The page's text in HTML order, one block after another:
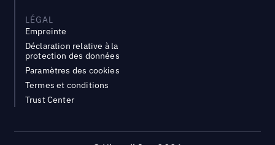
LÉGAL
Empreinte
Déclaration relative à la
protection des données
Paramètres des cookies
Termes et conditions
Trust Center